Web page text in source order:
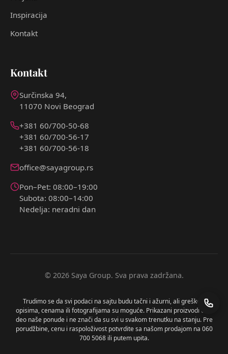
Inspiracija
Kontakt
Kontakt
Surčinska 94,
11070 Novi Beograd
+381 60/700-50-68
+381 60/700-56-17
+381 60/700-56-18
office@sayagroup.rs
Pon–Pet: 08:00–19:00
Subota: 08:00–14:00
Nedelja: neradni dan
© 2026 Saya Group. Sva prava zadržana.
Trudimo se da svi podaci na sajtu budu tačni i ažurni, ali greške u
opisima, cenama ili fotografijama su moguće. Prikazani proizvodi čine
deo naše ponude i ne znači da su svi u svakom trenutku na stanju. Pre
porudžbine, cenu i raspoloživost potvrdite sa našom prodajom na 060
700 5068 ili putem upita.